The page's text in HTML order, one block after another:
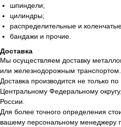
шпиндели;
цилиндры;
распределительные и
бандажи и прочие.
Доставка
Мы осуществляем доставку
или железнодорожным транспортом.
Доставка производится не только
Центральному Федеральному
России.
Для более точного определения
вашему персональному менеджеру